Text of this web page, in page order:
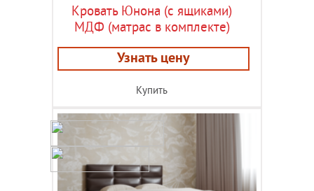
Кровать Юнона (с ящиками)
МДФ (матрас в комплекте)
Узнать цену
Купить